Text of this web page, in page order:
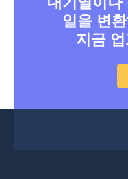
대기열이나
일을 변
지금